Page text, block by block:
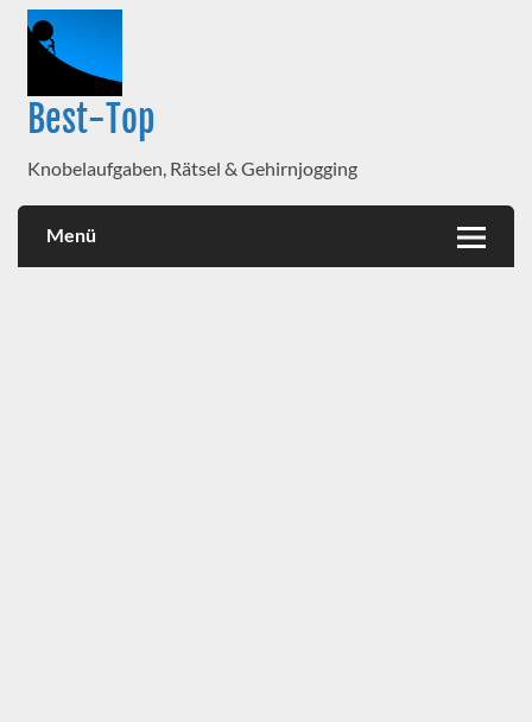
Best-Top
Knobelaufgaben, Rätsel & Gehirnjogging
Menü